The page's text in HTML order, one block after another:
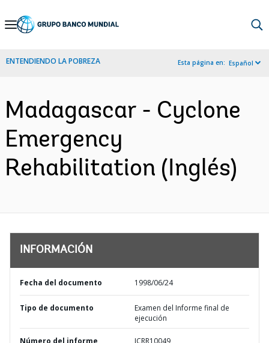
Skip
Navigation
ENTENDIENDO LA POBREZA Esta página en: Español
Madagascar - Cyclone
Emergency
Rehabilitation (Inglés)
INFORMACIÓN
Fecha del documento 1998/06/24
Tipo de documento
Examen del Informe final de
ejecución
Número del informe ICRR10049